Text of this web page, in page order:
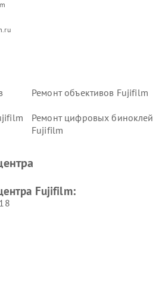
Ремонт объективов Fujifilm
Ремонт цифровых биноклей
Fujifilm
Fujifilm: